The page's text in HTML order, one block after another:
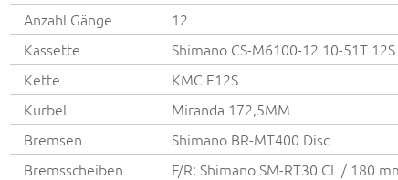
Anzahl Gänge
12
Kassette
Shimano CS-M6100-12 10-51T 12S
Kette
KMC E12S
Kurbel
Miranda 172,5MM
Bremsen
Shimano BR-MT400 Disc
Bremsscheiben
F/R: Shimano SM-RT30 CL / 180